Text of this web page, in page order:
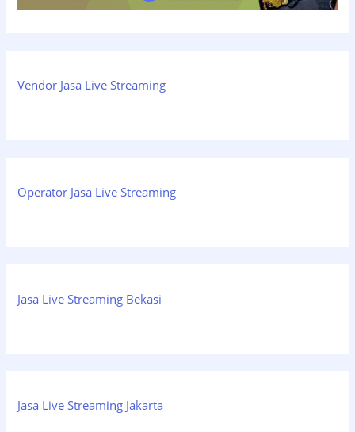
Vendor Jasa Live Streaming
Operator Jasa Live Streaming
Jasa Live Streaming Bekasi
Jasa Live Streaming Jakarta